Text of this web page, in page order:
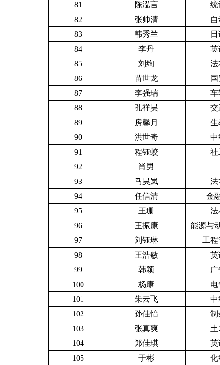
81
陈泓言
统
82
张帅清
自
83
韩秀兰
84
李丹
英
85
刘绚
法
86
苗世龙
国
87
李强瑞
车
88
孔祥昊
交
89
房馨月
生
90
洪世奇
中
91
程钰蛟
社
92
肖男
93
马昊岚
法
94
任信清
金
95
王珊
法
96
王振康
能源与
97
刘钰琳
工程
98
王浩敏
英
99
韩颖
广
100
杨康
电
101
朱云飞
中
102
孙佳怡
制
103
张真爽
土
104
郑佳琪
英
105
于彬 化